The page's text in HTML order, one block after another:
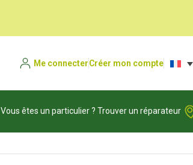
Me connecterCréer mon compte
Vous êtes un particulier ? Trouver un réparateur